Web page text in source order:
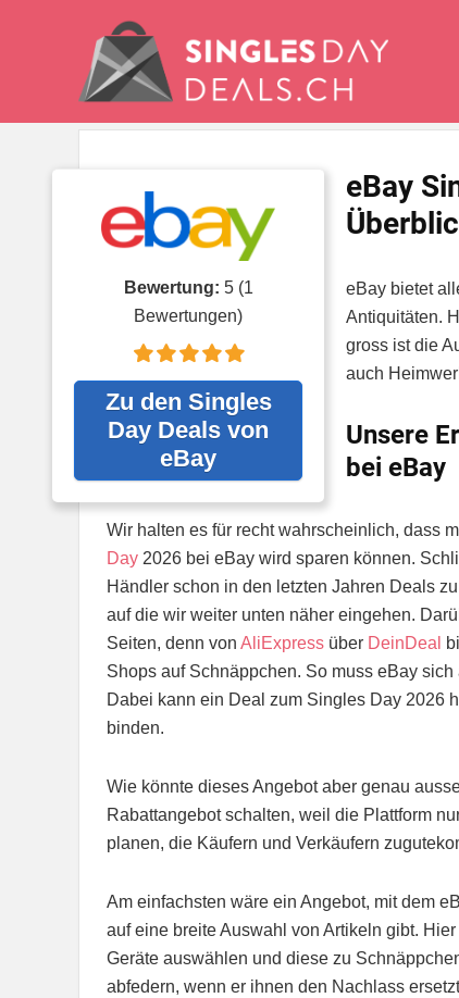
Bewertung: 5 (1
Bewertungen)
Zu den Singles
Day Deals von
eBay
eBay
eBay bietet
Antiquitäten.
gross ist die
auch
Unsere
bei eBay
Wir halten es für recht wahrscheinlich, dass
Day 2026 bei eBay wird sparen können.
Händler schon in den letzten Jahren Deals
auf die wir weiter unten näher eingehen.
Seiten, denn von AliExpress über DeinDeal
Shops auf Schnäppchen. So muss eBay
Dabei kann ein Deal zum Singles Day 2026
binden.
Wie könnte dieses Angebot aber genau
Rabattangebot schalten, weil die Plattform
planen, die Käufern und Verkäufern
Am einfachsten wäre ein Angebot, mit dem
auf eine breite Auswahl von Artikeln gibt.
Geräte auswählen und diese zu
abfedern, wenn er ihnen den Nachlass